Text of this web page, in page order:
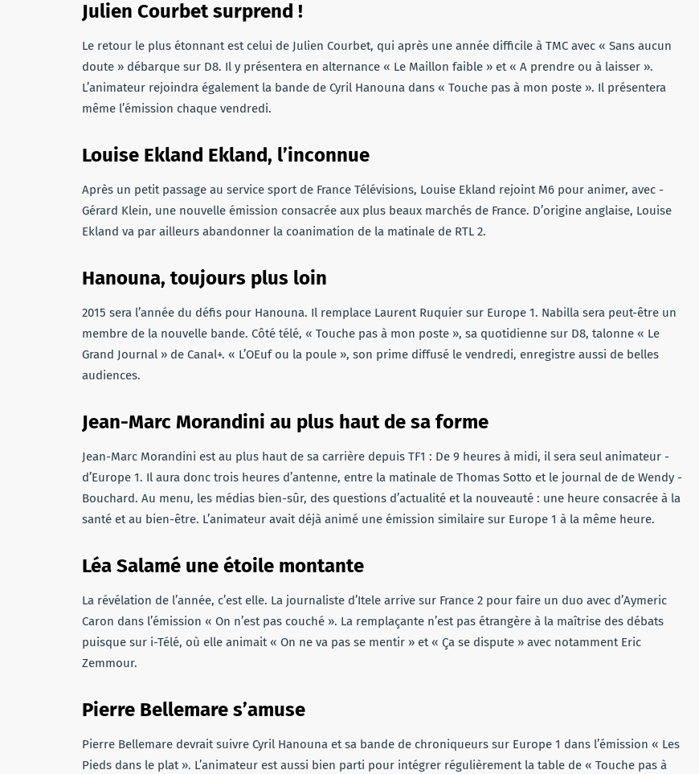
Julien Courbet surprend !
Le retour le plus étonnant est celui de Julien Courbet, qui après une année difficile à TMC avec « Sans aucun
doute » débarque sur D8. Il y présentera en alternance « Le Maillon faible » et « A prendre ou à laisser ».
L’animateur rejoindra également la bande de Cyril Hanouna dans « Touche pas à mon poste ». Il présentera
même l’émission chaque vendredi.
Louise Ekland Ekland, l’inconnue
Après un petit passage au service sport de France Télévisions, Louise Ekland rejoint M6 pour animer, avec ­
Gérard Klein, une nouvelle émission ­consacrée aux plus beaux ­marchés de France. ­D’origine anglaise, Louise
Ekland va par ailleurs ­abandonner la coanimation de la matinale de RTL 2.
Hanouna, toujours plus loin
2015 sera l’année du défis pour Hanouna. Il remplace Laurent Ruquier sur Europe 1. Nabilla sera peut-être un
membre de la nouvelle bande. Côté télé, « Touche pas à mon poste », sa quotidienne sur D8, talonne « Le
Grand Journal » de Canal+. « L’OEuf ou la poule », son prime diffusé le vendredi, ­enregistre aussi de belles
audiences.
Jean-Marc Morandini au plus haut de sa forme
Jean-Marc Morandini est au plus haut de sa carrière depuis TF1 : De 9 heures à midi, il sera seul animateur ­
d’Europe 1. Il aura donc trois heures d’antenne, entre la ­matinale de Thomas Sotto et le journal de de Wendy ­
Bouchard. Au menu, les médias bien-sûr, des questions ­d’actualité et la ­nouveauté : une heure ­consacrée à la
santé et au bien-être. L’animateur avait déjà animé une émission similaire sur Europe 1 à la même heure.
Léa Salamé une étoile montante
La révélation de l’année, c’est elle. La journaliste d’Itele arrive sur France 2 pour faire un duo avec d’Aymeric
Caron dans ­l’émission « On n’est pas couché ». La remplaçante n’est pas étrangère à la maîtrise des débats
puisque sur i-Télé, où elle animait « On ne va pas se mentir » et « Ça se dispute » avec notamment Eric
Zemmour.
Pierre Bellemare s’amuse
Pierre Bellemare devrait suivre Cyril Hanouna et sa bande de chroniqueurs sur Europe 1 dans l’émission « Les
Pieds dans le plat ». L’animateur est aussi bien parti pour intégrer ­régulièrement la table de « Touche pas à